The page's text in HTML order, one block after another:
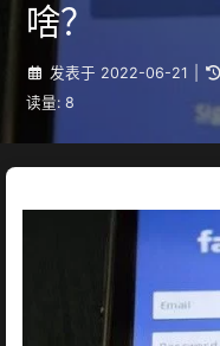
啥？
发表于 2022-06-21
读量: 8